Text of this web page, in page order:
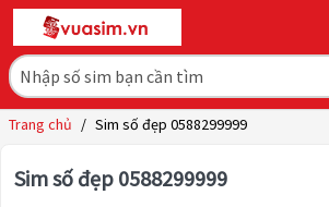
Trang chủ / Sim số đẹp 0588299999
Sim số đẹp 0588299999